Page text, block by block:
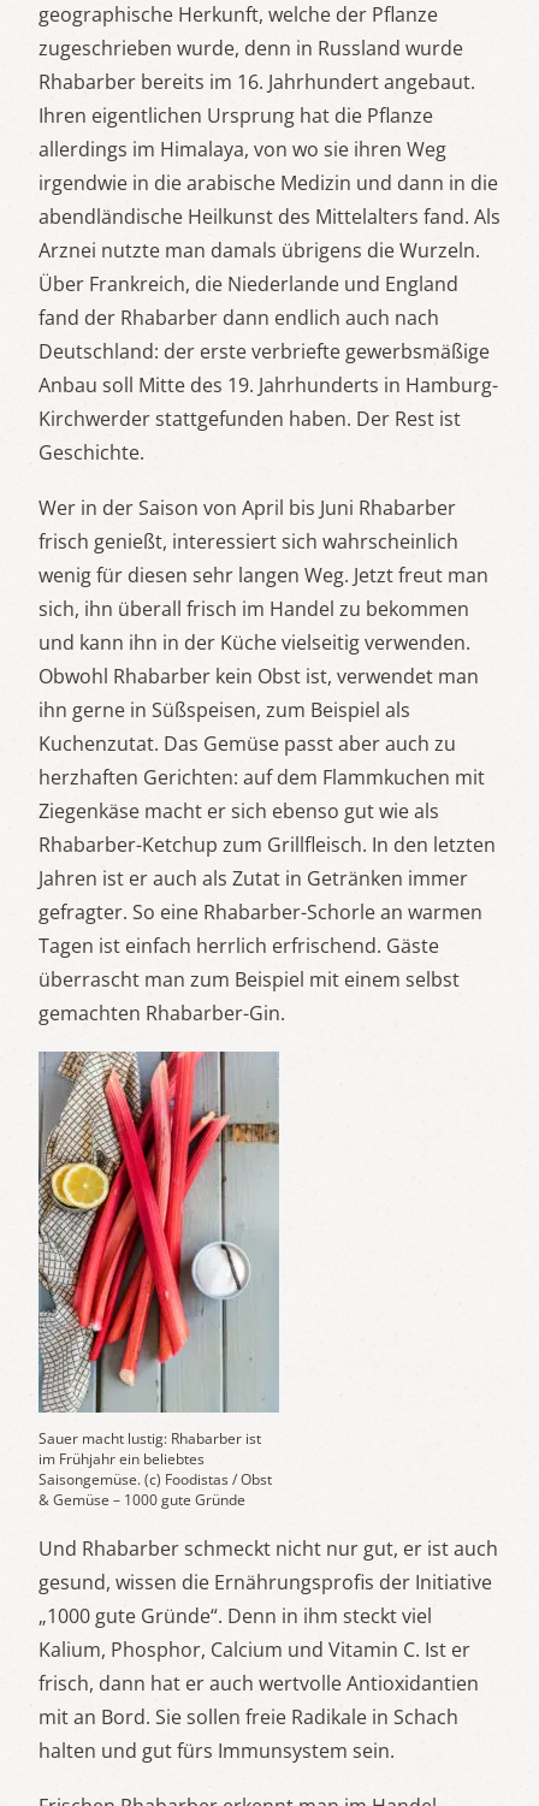
geographische Herkunft, welche der Pflanze
zugeschrieben wurde, denn in Russland wurde
Rhabarber bereits im 16. Jahrhundert angebaut.
Ihren eigentlichen Ursprung hat die Pflanze
allerdings im Himalaya, von wo sie ihren Weg
irgendwie in die arabische Medizin und dann in die
abendländische Heilkunst des Mittelalters fand. Als
Arznei nutzte man damals übrigens die Wurzeln.
Über Frankreich, die Niederlande und England
fand der Rhabarber dann endlich auch nach
Deutschland: der erste verbriefte gewerbsmäßige
Anbau soll Mitte des 19. Jahrhunderts in Hamburg-
Kirchwerder stattgefunden haben. Der Rest ist
Geschichte.
Wer in der Saison von April bis Juni Rhabarber
frisch genießt, interessiert sich wahrscheinlich
wenig für diesen sehr langen Weg. Jetzt freut man
sich, ihn überall frisch im Handel zu bekommen
und kann ihn in der Küche vielseitig verwenden.
Obwohl Rhabarber kein Obst ist, verwendet man
ihn gerne in Süßspeisen, zum Beispiel als
Kuchenzutat. Das Gemüse passt aber auch zu
herzhaften Gerichten: auf dem Flammkuchen mit
Ziegenkäse macht er sich ebenso gut wie als
Rhabarber-Ketchup zum Grillfleisch. In den letzten
Jahren ist er auch als Zutat in Getränken immer
gefragter. So eine Rhabarber-Schorle an warmen
Tagen ist einfach herrlich erfrischend. Gäste
überrascht man zum Beispiel mit einem selbst
gemachten Rhabarber-Gin.
Sauer macht lustig: Rhabarber ist
im Frühjahr ein beliebtes
Saisongemüse. (c) Foodistas / Obst
& Gemüse – 1000 gute Gründe
Und Rhabarber schmeckt nicht nur gut, er ist auch
gesund, wissen die Ernährungsprofis der Initiative
„1000 gute Gründe“. Denn in ihm steckt viel
Kalium, Phosphor, Calcium und Vitamin C. Ist er
frisch, dann hat er auch wertvolle Antioxidantien
mit an Bord. Sie sollen freie Radikale in Schach
halten und gut fürs Immunsystem sein.